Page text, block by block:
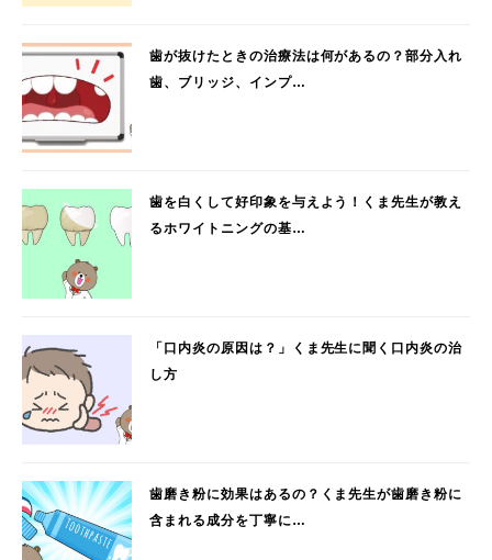
歯が抜けたときの治療法は何があるの？部分入れ
歯、ブリッジ、インプ…
歯を白くして好印象を与えよう！くま先生が教え
るホワイトニングの基…
「口内炎の原因は？」くま先生に聞く口内炎の治
し方
歯磨き粉に効果はあるの？くま先生が歯磨き粉に
含まれる成分を丁寧に…